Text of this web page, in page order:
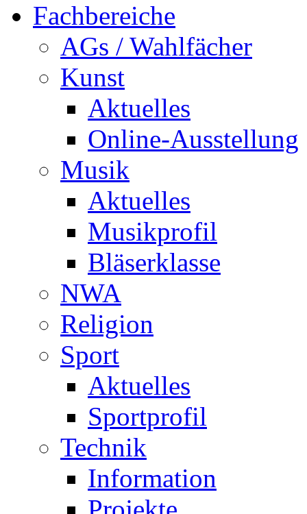
Fachbereiche
AGs / Wahlfächer
Kunst
Aktuelles
Online-Ausstellung
Musik
Aktuelles
Musikprofil
Bläserklasse
NWA
Religion
Sport
Aktuelles
Sportprofil
Technik
Information